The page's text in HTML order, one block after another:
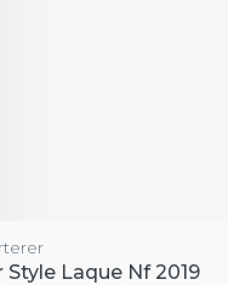
Style Laque Nf 2019